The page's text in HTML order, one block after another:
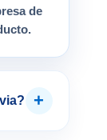
de
+